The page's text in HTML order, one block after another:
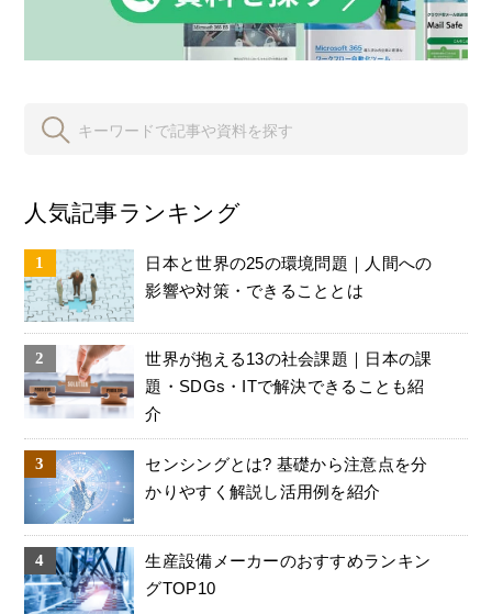
人気記事ランキング
日本と世界の25の環境問題｜人間への
影響や対策・できることとは
世界が抱える13の社会課題｜日本の課
題・SDGs・ITで解決できることも紹
介
センシングとは? 基礎から注意点を分
かりやすく解説し活用例を紹介
生産設備メーカーのおすすめランキン
グTOP10